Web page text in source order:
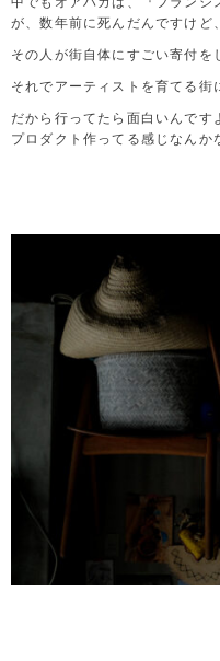
が、数年前に死んだんですけど、
その人が街自体にすごい寄付を
それでアーティストを育てる街
だから行ってたら面白いんで
プロダクト作ってる感じなんか